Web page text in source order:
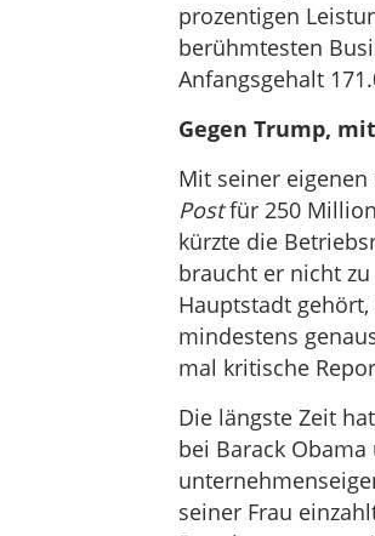
prozentigen
berühmtesten
Anfangsgehalt
Gegen Trump,
Mit seiner
Postfür 250
kürzte die
braucht er nicht
Hauptstadt
mindestens
mal kritische
Die längste Zeit
bei Barack
seiner Frau